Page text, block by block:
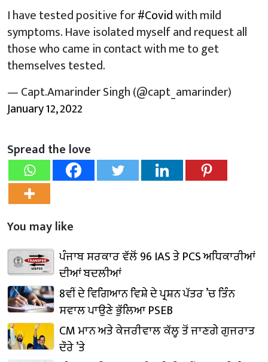
I have tested positive for#Covidwith mild
symptoms. Have isolated myself and request all
those who came in contact with me to get
themselves tested.
— Capt.Amarinder Singh (@capt_amarinder)
January 12, 2022
Spread the love
You may like
ਪੰਜਾਬ ਸਰਕਾਰ ਵੱਲੋਂ 96 IAS ਤੇ PCS ਅਧਿਕਾਰੀਆਂ
ਦੀਆਂ ਬਦਲੀਆਂ
8ਵੀਂ ਦੇ ਵਿਗਿਆਨ ਵਿਸ਼ੇ ਦੇ ਪ੍ਰਸ਼ਨ ਪੱਤਰ ’ਚ ਤਿੰਨ
ਸਵਾਲ ਪਾਉਣੇ ਭੁੱਲਿਆ PSEB
CM ਮਾਨ ਅਤੇ ਕੇਜਰੀਵਾਲ ਕੱਲ੍ਹ ਤੋਂ ਜਾਣਗੇ ਗੁਜਰਾਤ
ਦੌਰੇ ’ਤੇ